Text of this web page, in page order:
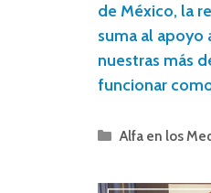
de México, la
suma al apoyo
nuestras más
funcionar
Alfa en los